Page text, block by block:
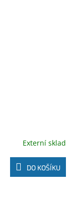
Externí sklad
DO KOŠÍKU